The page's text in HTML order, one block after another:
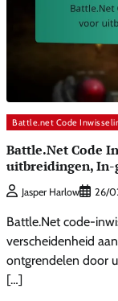
Battle.net Code
Battle.Net Code
uitbreidingen, In-
Jasper Harlow 26/
Battle.Net code-
verscheidenheid
ontgrendelen door
[…]